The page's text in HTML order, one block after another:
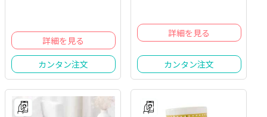
詳細を見る
カンタン注文
詳細を見る
カンタン注文